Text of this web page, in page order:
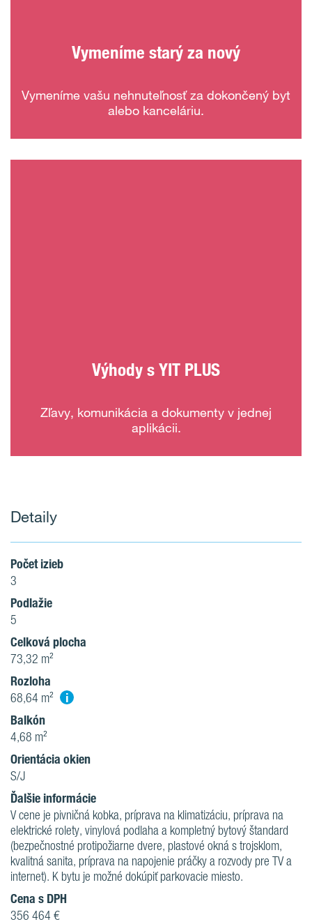
Vymeníme starý za nový
Vymeníme vašu nehnuteľnosť za dokončený byt
alebo kanceláriu.
Výhody s YIT PLUS
Zľavy, komunikácia a dokumenty v jednej
aplikácii.
Detaily
Počet izieb
3
Podlažie
5
Celková plocha
73,32 m²
Rozloha
68,64 m² i
Balkón
4,68 m²
Orientácia okien
S/J
Ďalšie informácie
V cene je pivničná kobka, príprava na klimatizáciu, príprava na
elektrické rolety, vinylová podlaha a kompletný bytový štandard
(bezpečnostné protipožiarne dvere, plastové okná s trojsklom,
kvalitná sanita, príprava na napojenie práčky a rozvody pre TV a
internet). K bytu je možné dokúpiť parkovacie miesto.
Cena s DPH
356 464 €